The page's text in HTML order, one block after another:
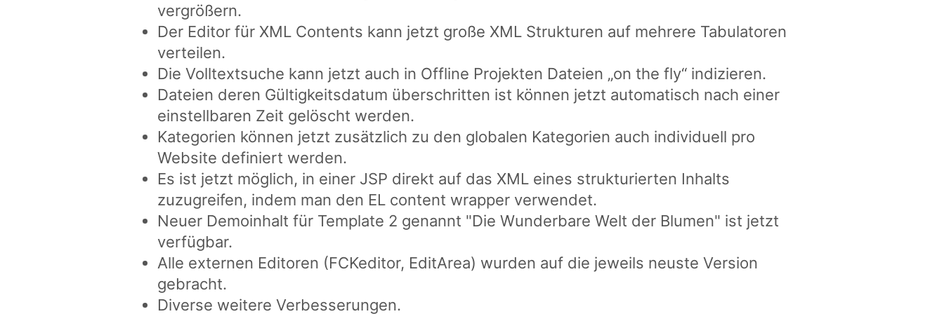
vergrößern.
Der Editor für XML Contents kann jetzt große XML Strukturen auf mehrere Tabulatoren
verteilen.
Die Volltextsuche kann jetzt auch in Offline Projekten Dateien „on the fly“ indizieren.
Dateien deren Gültigkeitsdatum überschritten ist können jetzt automatisch nach einer
einstellbaren Zeit gelöscht werden.
Kategorien können jetzt zusätzlich zu den globalen Kategorien auch individuell pro
Website definiert werden.
Es ist jetzt möglich, in einer JSP direkt auf das XML eines strukturierten Inhalts
zuzugreifen, indem man den EL content wrapper verwendet.
Neuer Demoinhalt für Template 2 genannt "Die Wunderbare Welt der Blumen" ist jetzt
verfügbar.
Alle externen Editoren (FCKeditor, EditArea) wurden auf die jeweils neuste Version
gebracht.
Diverse weitere Verbesserungen.